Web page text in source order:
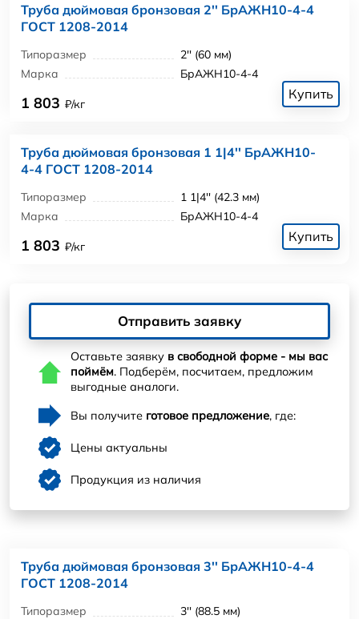
Труба дюймовая бронзовая 2'' БрАЖН10-4-4
ГОСТ 1208-2014
Типоразмер
2'' (60 мм)
Марка
БрАЖН10-4-4
1 803 ₽/кг
Купить
Труба дюймовая бронзовая 1 1|4'' БрАЖН10-
4-4 ГОСТ 1208-2014
Типоразмер
1 1|4'' (42.3 мм)
Марка
БрАЖН10-4-4
1 803 ₽/кг
Купить
Отправить заявку
Оставьте заявку в свободной форме - мы вас
поймём. Подберём, посчитаем, предложим
выгодные аналоги.
Вы получите готовое предложение, где:
Цены актуальны
Продукция из наличия
Труба дюймовая бронзовая 3'' БрАЖН10-4-4
ГОСТ 1208-2014
Типоразмер
3'' (88.5 мм)